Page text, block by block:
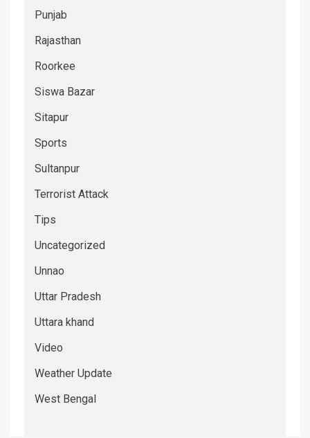
Punjab
Rajasthan
Roorkee
Siswa Bazar
Sitapur
Sports
Sultanpur
Terrorist Attack
Tips
Uncategorized
Unnao
Uttar Pradesh
Uttara khand
Video
Weather Update
West Bengal